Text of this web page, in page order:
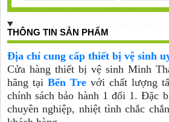
THÔNG TIN SẢN PHẨM
Địa chỉ cung cấp thiết bị vệ sinh
Cửa hàng thiết bị vệ sinh Minh
hãng tại Bến Trevới chất lượng
chính sách bảo hành 1 đổi 1. Đặc
chuyên nghiệp, nhiệt tình chắc